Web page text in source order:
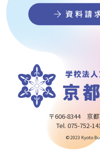
〒606-8344 京
Tel. 075-752-
© 2023 Kyoto